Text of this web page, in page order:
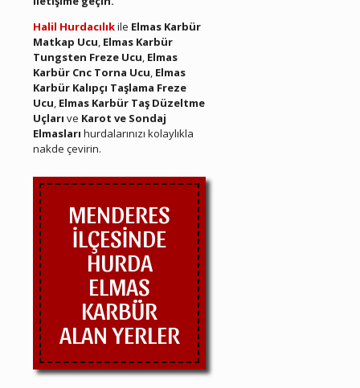
Halil Hurdacılıkile Elmas Karbür
Matkap Ucu, Elmas Karbür
Tungsten Freze Ucu, Elmas
Karbür Cnc Torna Ucu, Elmas
Karbür Kalıpçı Taşlama Freze
Ucu, Elmas Karbür Taş Düzeltme
Uçları ve Karot ve Sondaj
Elmasları hurdalarınızı kolaylıkla
nakde çevirin.
MENDERES
İLÇESİNDE
HURDA
ELMAS
KARBÜR
ALAN YERLER